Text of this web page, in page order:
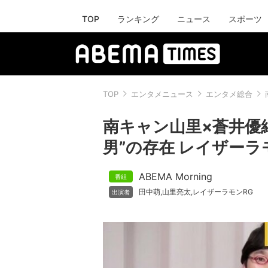
TOP ランキング ニュース スポーツ
TOP エンタメニュース エンタメ総合
南キャン山里×蒼井優
男”の存在 レイザー
ABEMA Morning
田中萌,山里亮太,レイザーラモンRG